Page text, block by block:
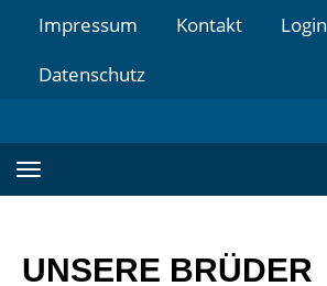
Impressum Kontakt
Login
Datenschutz
UNSERE BRÜDER